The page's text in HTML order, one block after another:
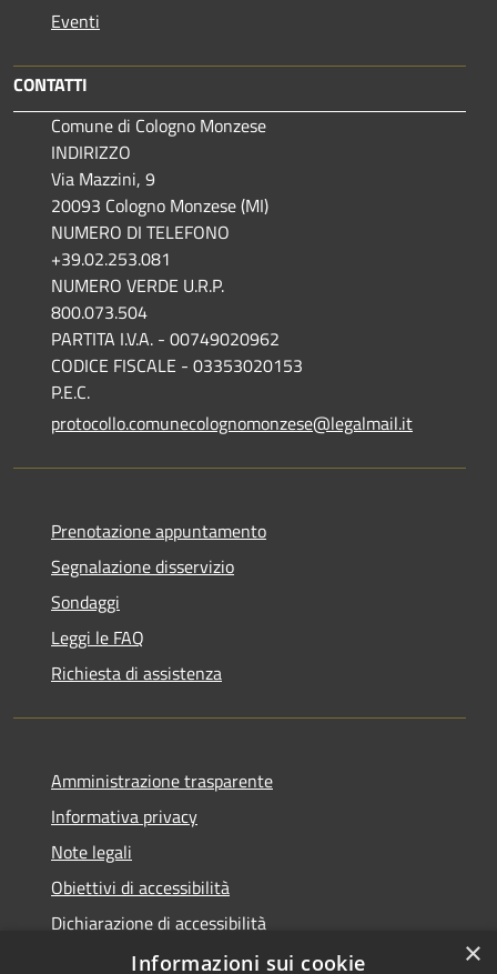
Eventi
CONTATTI
Comune di Cologno Monzese
INDIRIZZO
Via Mazzini, 9
20093 Cologno Monzese (MI)
NUMERO DI TELEFONO
+39.02.253.081
NUMERO VERDE U.R.P.
800.073.504
PARTITA I.V.A. - 00749020962
CODICE FISCALE - 03353020153
P.E.C.
protocollo.comunecolognomonzese@legalmail.it
Prenotazione appuntamento
Segnalazione disservizio
Sondaggi
Leggi le FAQ
Richiesta di assistenza
Amministrazione trasparente
Informativa privacy
Note legali
Obiettivi di accessibilità
Dichiarazione di accessibilità
Open Data
×
Informazioni sui cookie